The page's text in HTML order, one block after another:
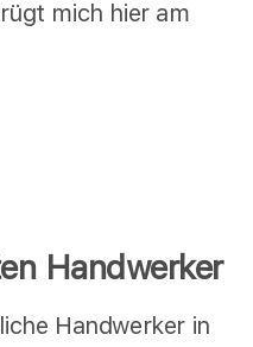
mich hier am
Handwerker
Handwerker in